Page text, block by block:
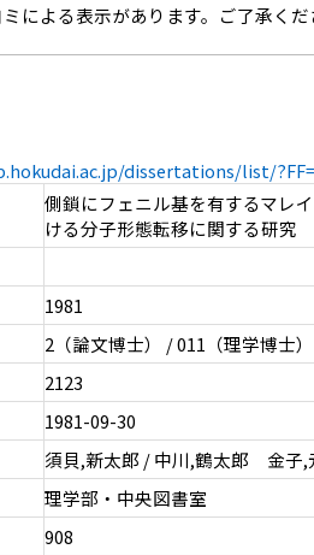
による表示があります。ご了承くだ
dissertations/list/
側鎖にフェニル基を有するマレ
ける分子形態転移に関する研究
1981
2（論文博士） / 011（理学博士）
2123
1981-09-30
須貝,新太郎 / 中川,鶴太郎 金子,
理学部・中央図書室
908